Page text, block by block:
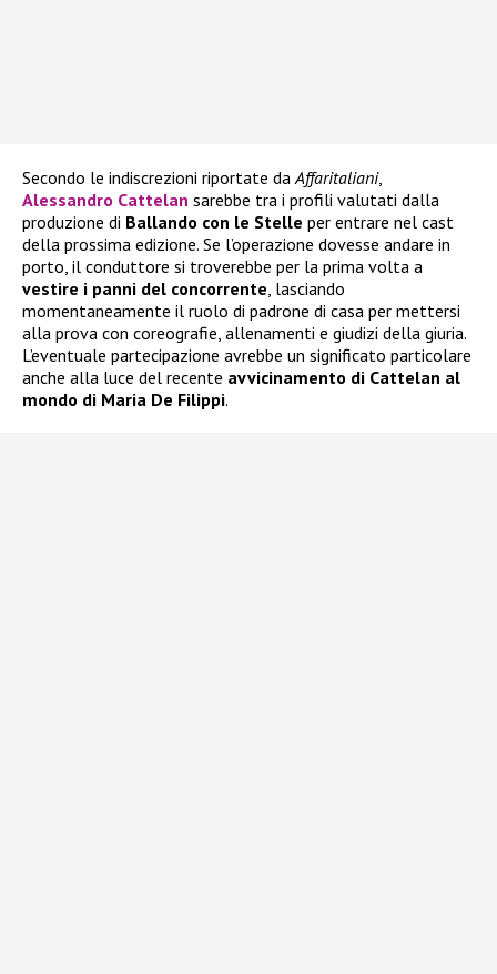
Secondo le indiscrezioni riportate da Affaritaliani,
Alessandro Cattelan sarebbe tra i profili valutati dalla
produzione di Ballando con le Stelle per entrare nel cast
della prossima edizione. Se l’operazione dovesse andare in
porto, il conduttore si troverebbe per la prima volta a
vestire i panni del concorrente , lasciando
momentaneamente il ruolo di padrone di casa per mettersi
alla prova con coreografie, allenamenti e giudizi della giuria.
L’eventuale partecipazione avrebbe un significato particolare
anche alla luce del recente avvicinamento di Cattelan al
mondo di Maria De Filippi.